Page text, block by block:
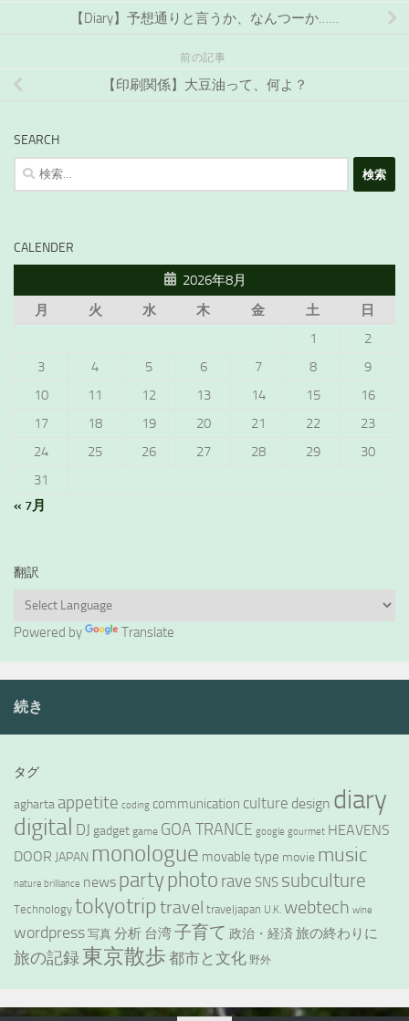
【Diary】予想通りと言うか、なんつーか……
前の記事
【印刷関係】大豆油って、何よ？
SEARCH
検
索:
CALENDER
2026年8月
月
火 水 木 金 土
日
1
2
3
4 5 6 7 8
9
10
11 12 13 14 15
16
17
18 19 20 21 22
23
24
25 26 27 28 29
30
31
« 7月
翻訳
Powered by Translate
続き
タグ
agharta appetite coding communication culture design diary
digital DJ gadget game GOA TRANCE google gourmet HEAVENS
DOOR JAPAN monologue movable type movie music
nature brilliance news partyphoto rave SNS subculture
Technology tokyotriptravel traveljapan U.K. webtech wine
wordpress 写真 分析 台湾子育て 政治・経済 旅の終わりに
旅の記録東京散歩 都市と文化 野外